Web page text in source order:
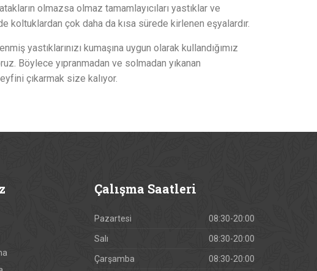
olmazsa olmaz tamamlayıcıları yastıklar ve
koltuklardan çok daha da kısa sürede kirlenen eşyalardır.
yastıklarınızı kumaşına uygun olarak kullandığımız
Böylece yıpranmadan ve solmadan yıkanan
çıkarmak size kalıyor.
Çalışma Saatleri
Pazartesi 08:30-20:00
Salı 08:30-20:00
Çarşamba 08:30-20:00